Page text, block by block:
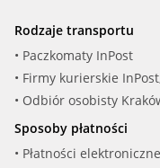
HEPU (P7748)
IPS PARTS (IPW-
JAPANPAR (PQ-597)
Rodzaje transportu
• Paczkomaty InPost
• Firmy kurierskie
• Odbiór osobisty
Sposoby płatności
• Płatności